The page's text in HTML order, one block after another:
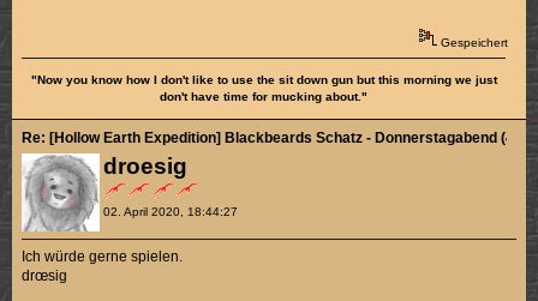
Gespeichert
"Now you know how I don't like to use the sit down gun but this morning we just
don't have time for mucking about."
droesig
02. April 2020, 18:44:27
Re: [Hollow Earth Expedition] Blackbeards Schatz - Donnerstagabend (4/4)
Ich würde gerne spielen.
drœsig